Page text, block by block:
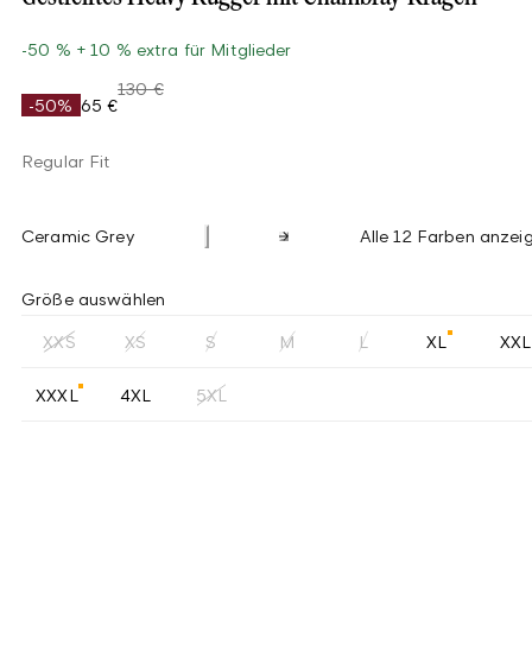
-50 % + 10 % extra für Mitglieder
-50% 65 €
130 €
Regular Fit
Ceramic Grey Alle 12 Farben
Größe auswählen
XXS XS S M L XL XXL
XXXL 4XL 5XL